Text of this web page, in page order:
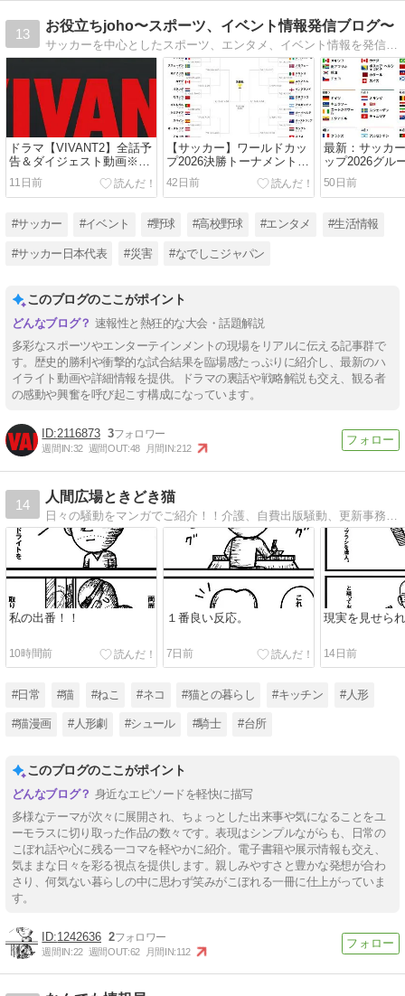
13
お役立ちjoho〜スポーツ、イベント情報発信ブログ〜
サッカーを中心としたスポーツ、エンタメ、イベント情報を発信しております！
ドラマ【VIVANT2】全話予
告＆ダイジェスト動画※随
時更新中♪
11日前
【サッカー】ワールドカッ
プ2026決勝トーナメント日
程、中継&結果（ハイライ
ト動画有り）
42日前
最新：サッカ
ップ2026グル
果と順位表
50日前
#サッカー #イベント #野球 #高校野球 #エンタメ #生活情報
#サッカー日本代表 #災害 #なでしこジャパン
このブログのここがポイント
速報性と熱狂的な大会・話題解説
多彩なスポーツやエンターテインメントの現場をリアルに伝える記事群で
す。歴史的勝利や衝撃的な試合結果を臨場感たっぷりに紹介し、最新のハ
イライト動画や詳細情報を提供。ドラマの裏話や戦略解説も交え、観る者
の感動や興奮を呼び起こす構成になっています。
2116873 3
週間IN:32 週間OUT:48 月間IN:212
14
人間広場ときどき猫
私の出番！！
10時間前
１番良い反応。
7日前
現実を見せら
14日前
#日常 #猫 #ねこ #ネコ #猫との暮らし #キッチン #人形
#猫漫画 #人形劇 #シュール #騎士 #台所
このブログのここがポイント
身近なエピソードを軽快に描写
多様なテーマが次々に展開され、ちょっとした出来事や気になることをユ
ーモラスに切り取った作品の数々です。表現はシンプルながらも、日常の
こぼれ話や心に残る一コマを軽やかに紹介。電子書籍や展示情報も交え、
気ままな日々を彩る視点を提供します。親しみやすさと豊かな発想が合わ
さり、何気ない暮らしの中に思わず笑みがこぼれる一冊に仕上がっていま
す。
1242636 2
週間IN:22 週間OUT:62 月間IN:112